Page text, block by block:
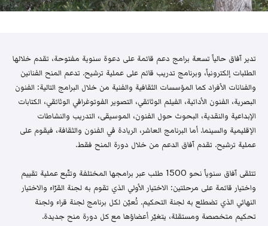
تدير آفاق حالياً تسعة برامج دعم قائمة على دعوة سنوية مفتوحة، تقدم خلالها
الطلبات إلكترونياً، وبرنامج تدريب قائم على عملية ترشيح. تدعم المنح الفنانين
والفنانات الأفراد كما المؤسسات الثقافية والفنية من خلال البرامج التالية: الفنون
البصرية، الفنون الأدائية، الفيلم الوثائقي، التصوير الفوتوغرافي الوثائقي، الكتابات
الإبداعية والنقدية، البحوث حول الفنون، الموسيقى، التدريب والنشاطات
الإقليمية والسينما. أما البرنامج العاشر، الريادة في الفنون والثقافة، فيقوم على
عملية ترشيح. تقدم آفاق الدعم من خلال دورة المنح فقط.
تتلقى آفاق سنوياً نحو 1500 طلب عبر برامجها المختلفة وتتّبع عملية تقييم
واختيار قائمة على مرحلتين: الاختيار الأولي الذي تقوم به لجنة القرّاء والاختيار
النهائي الذي تضطلع به لجنة التحكيم. تُعيّن لكل برنامج لجنة قراء ولجنة
تحكيم متخصصة ومستقلة، يتغيّر أعضاؤها مع كل دورة منح جديدة.